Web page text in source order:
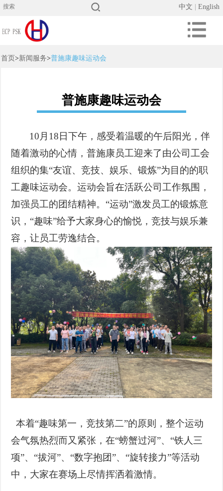
中文 English
首页>新闻服务>普施康趣味运动会
普施康趣味运动会
10月18日下午，感受着温暖的午后阳光，伴
随着激动的心情，普施康员工迎来了由公司工会
组织的集“友谊、竞技、娱乐、锻炼”为 目的的职
工趣味运动会。运动会旨在活跃公司工作氛围，
加强员工的团结精神。 “运动”激发员工的锻炼意
识，“趣味”给予大家身心的愉悦，竞技与娱乐兼
容，让员工劳逸结合。
本着“趣味第一，竞技第二”的原则，整个运动
会气氛热烈而又紧张，在“螃蟹过河”、“铁人三
项”、“拔河”、“数字抱团”、“旋转接力”等活动
中， 大家在赛场上尽情挥洒着激情。